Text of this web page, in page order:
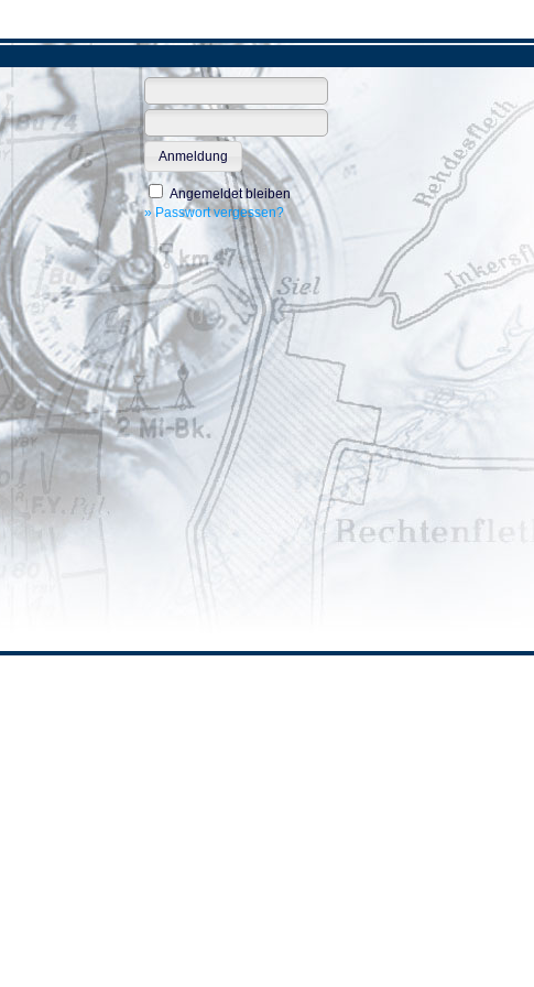
Anmeldung
Angemeldet bleiben
» Passwort vergessen?